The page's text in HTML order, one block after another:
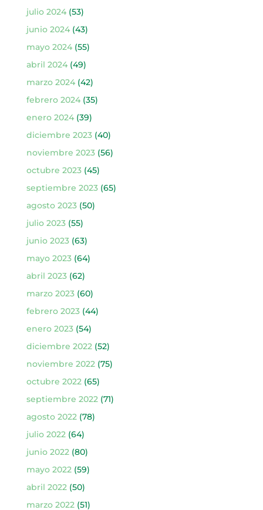
julio 2024(53)
junio 2024(43)
mayo 2024(55)
abril 2024(49)
marzo 2024(42)
febrero 2024(35)
enero 2024(39)
diciembre 2023(40)
noviembre 2023(56)
octubre 2023(45)
septiembre 2023(65)
agosto 2023(50)
julio 2023(55)
junio 2023(63)
mayo 2023(64)
abril 2023(62)
marzo 2023(60)
febrero 2023(44)
enero 2023(54)
diciembre 2022(52)
noviembre 2022(75)
octubre 2022(65)
septiembre 2022(71)
agosto 2022(78)
julio 2022(64)
junio 2022(80)
mayo 2022(59)
abril 2022(50)
marzo 2022(51)